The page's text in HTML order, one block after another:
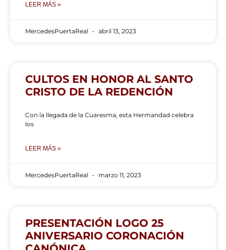
LEER MÁS »
MercedesPuertaReal abril 13, 2023
CULTOS EN HONOR AL SANTO
CRISTO DE LA REDENCIÓN
Con la llegada de la Cuaresma, esta Hermandad celebra
los
LEER MÁS »
MercedesPuertaReal marzo 11, 2023
PRESENTACIÓN LOGO 25
ANIVERSARIO CORONACIÓN